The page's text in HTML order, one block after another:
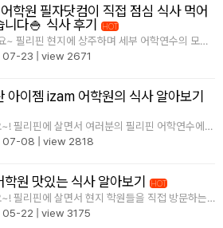
수
엄 서비스
사무실
학원 필자닷컴이 직접 점심 식사 먹어
니다🍚 식사 후기
HOT
원 방문해서 점심 식사를 직접 먹어보고
07-23 view 2671
아이젬 izam 어학원의 식사 알아보기
살면서 여러분의 필리핀 어학연수에
소비자만족 11년 연
07-08 view 2818
학원 맛있는 식사 알아보기 HOT
살면서 현지 학원들을 직접 방문하는
자닷컴 매니저입니다 이번에 세
는 막탄 뉴타운 바로 옆에 위치한 비세부
05-22 view 3175